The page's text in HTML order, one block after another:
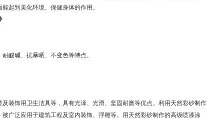
起到美化环境、保健身体的作用。
酸碱、抗暴晒、不变色等特点。
装饰用卫生洁具等，具有光泽、光滑、坚固耐磨等优点。利用天然彩砂制作
广泛应用于建筑工程及室内装饰、浮雕等。用天然彩砂制作的高级喷漆涂